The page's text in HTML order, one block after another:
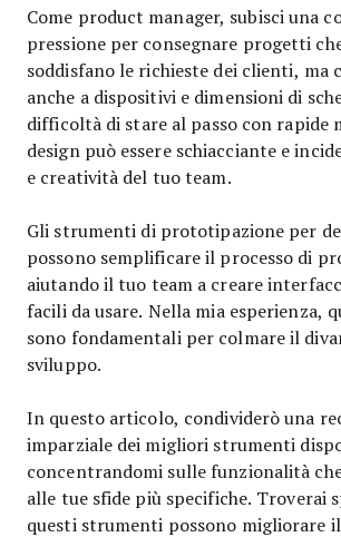
Come product manager, subisci una
pressione per consegnare progetti
soddisfano le richieste dei clienti, ma
anche a dispositivi e dimensioni di
difficoltà di stare al passo con rapide
design può essere schiacciante e
e creatività del tuo team.
Gli strumenti di prototipazione per
possono semplificare il processo di
aiutando il tuo team a creare
facili da usare. Nella mia esperienza,
sono fondamentali per colmare il
sviluppo.
In questo articolo, condividerò una
imparziale dei migliori strumenti
concentrandomi sulle funzionalità
alle tue sfide più specifiche. Troverai
questi strumenti possono migliorare